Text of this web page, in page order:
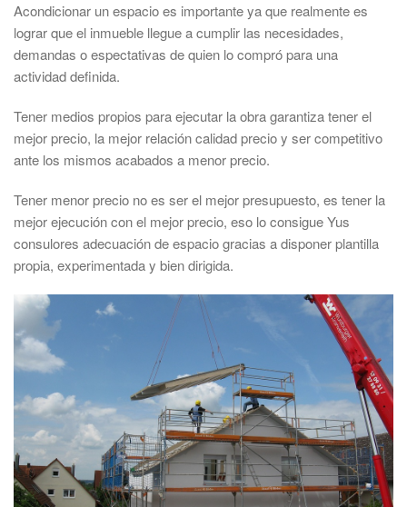
Acondicionar un espacio es importante ya que realmente es
lograr que el inmueble llegue a cumplir las necesidades,
demandas o espectativas de quien lo compró para una
actividad definida.
Tener medios propios para ejecutar la obra garantiza tener el
mejor precio, la mejor relación calidad precio y ser competitivo
ante los mismos acabados a menor precio.
Tener menor precio no es ser el mejor presupuesto, es tener la
mejor ejecución con el mejor precio, eso lo consigue Yus
consulores adecuación de espacio gracias a disponer plantilla
propia, experimentada y bien dirigida.